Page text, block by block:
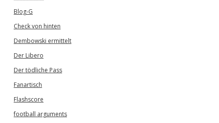
Blog-G
Check von hinten
Dembowski ermittelt
Der Libero
Der tödliche Pass
Fanartisch
Flashscore
football arguments